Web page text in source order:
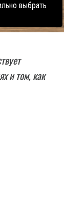
выбрать
и том, как